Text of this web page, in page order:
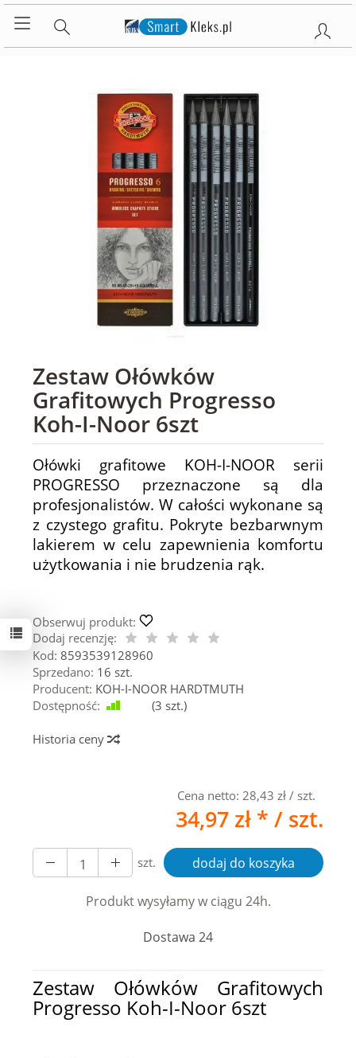
Zestaw Ołówków
Grafitowych Progresso
Koh-I-Noor 6szt
Ołówki grafitowe KOH-I-NOOR serii
PROGRESSO przeznaczone są dla
profesjonalistów. W całości wykonane są
z czystego grafitu. Pokryte bezbarwnym
lakierem w celu zapewnienia komfortu
użytkowania i nie brudzenia rąk.
Obserwuj produkt:
Dodaj recenzję:
Kod: 8593539128960
Sprzedano: 16 szt.
Producent: KOH-I-NOOR HARDTMUTH
Dostępność:
(3 szt.)
Historia ceny
Cena netto: 28,43 zł / szt.
34,97 zł * / szt.
szt. dodaj do koszyka
Produkt wysyłamy w ciągu 24h.
Dostawa 24
Zestaw Ołówków Grafitowych
Progresso Koh-I-Noor 6szt